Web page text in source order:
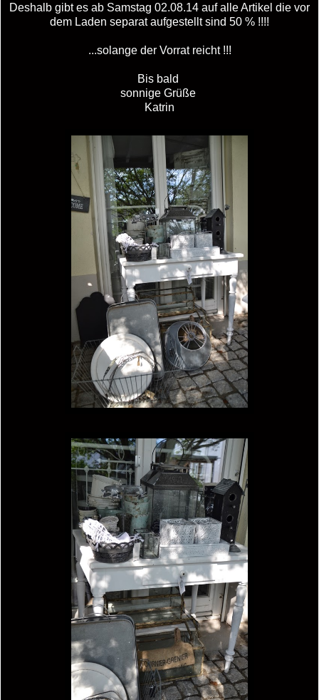
Deshalb gibt es ab Samstag 02.08.14 auf alle Artikel die vor
dem Laden separat aufgestellt sind 50 % !!!!
...solange der Vorrat reicht !!!
Bis bald
sonnige Grüße
Katrin